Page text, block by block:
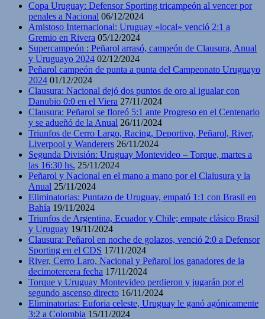
Copa Uruguay: Defensor Sporting tricampeón al vencer por
penales a Nacional 06/12/2024
Amistoso Internacional: Uruguay «local» venció 2:1 a
Gremio en Rivera 05/12/2024
Supercampeón : Peñarol arrasó, campeón de Clausura, Anual
y Uruguayo 2024 02/12/2024
Peñarol campeón de punta a punta del Campeonato Uruguayo
2024 01/12/2024
Clausura: Nacional dejó dos puntos de oro al igualar con
Danubio 0:0 en el Viera 27/11/2024
Clausura: Peñarol se floreó 5:1 ante Progreso en el Centenario
y se adueñó de la Anual 26/11/2024
Triunfos de Cerro Largo, Racing, Deportivo, Peñarol, River,
Liverpool y Wanderers 26/11/2024
Segunda División: Uruguay Montevideo – Torque, martes a
las 16:30 hs. 25/11/2024
Peñarol y Nacional en el mano a mano por el Claiusura y la
Anual 25/11/2024
Eliminatorias: Puntazo de Uruguay, empató 1:1 con Brasil en
Bahía 19/11/2024
Triunfos de Argentina, Ecuador y Chile; empate clásico Brasil
y Uruguay 19/11/2024
Clausura: Peñarol en noche de golazos, venció 2:0 a Defensor
Sporting en el CDS 17/11/2024
River, Cerro Laro, Nacional y Peñarol los ganadores de la
decimotercera fecha 17/11/2024
Torque y Uruguay Montevideo perdieron y jugarán por el
segundo ascenso directo 16/11/2024
Eliminatorias: Euforia celeste, Uruguay le ganó agónicamente
3:2 a Colombia 15/11/2024